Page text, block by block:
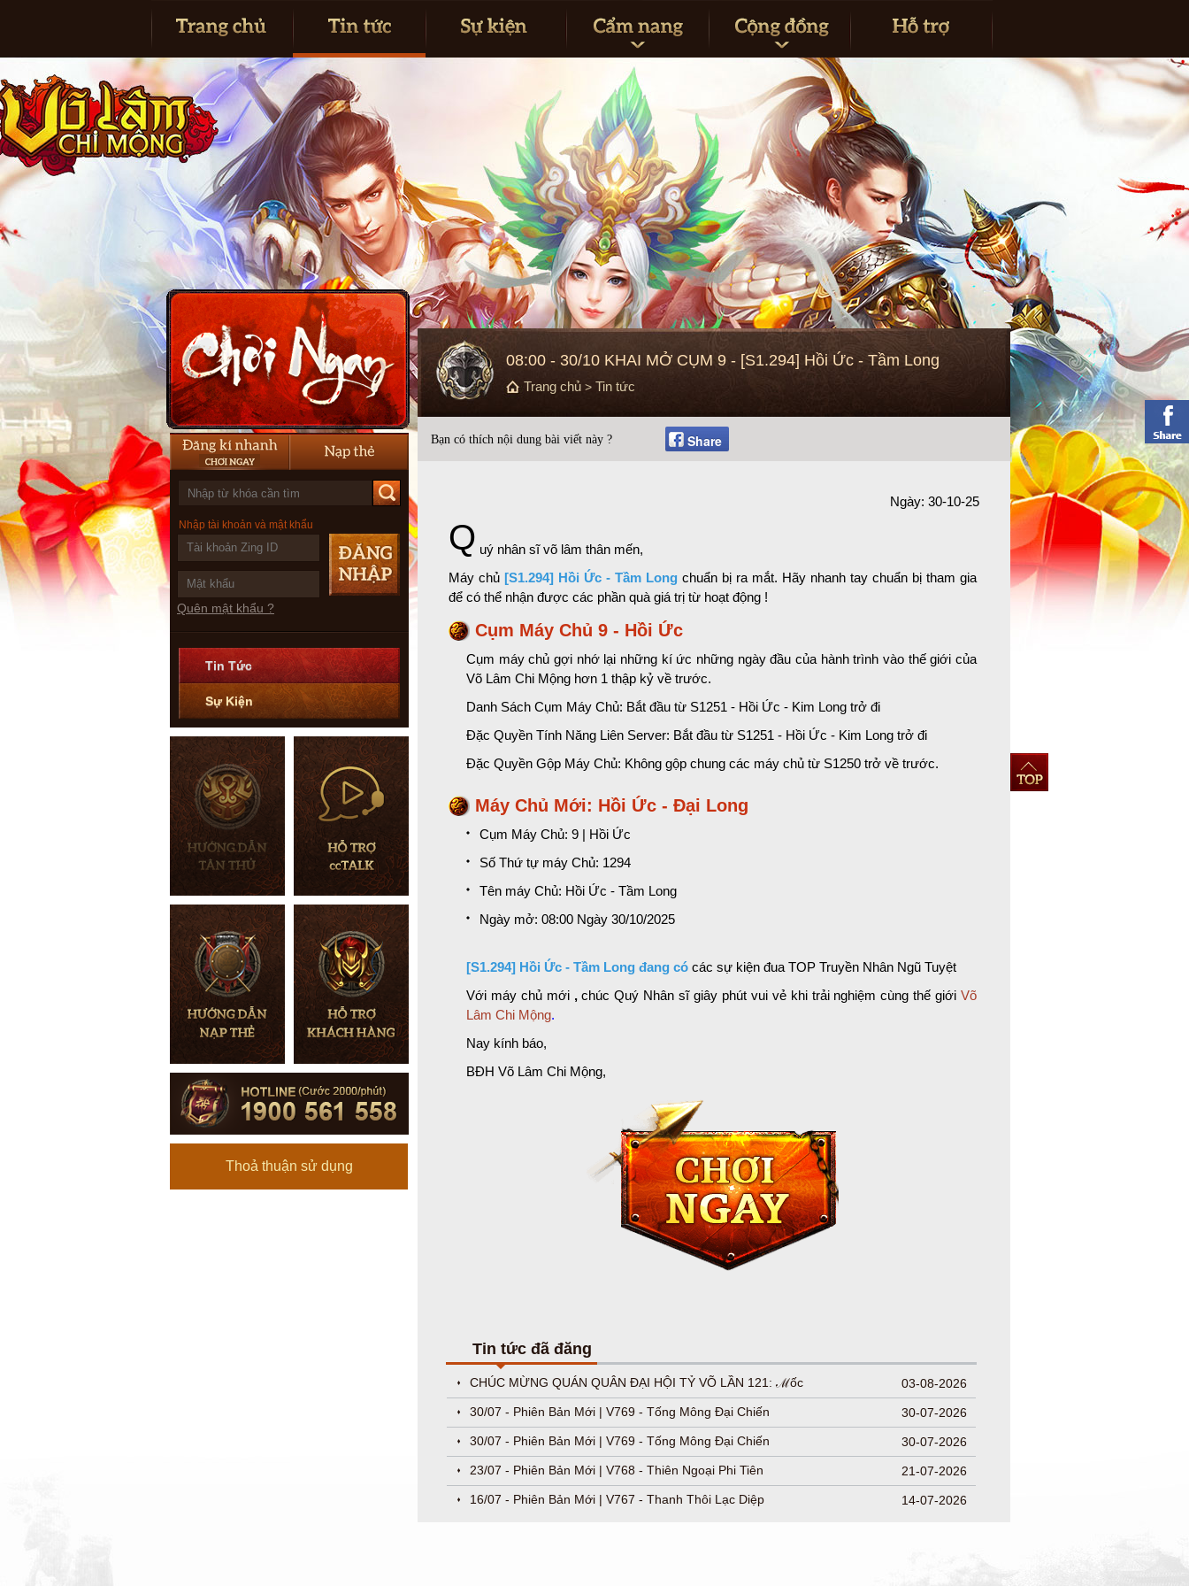
Nhập tài khoản và mật khẩu
Quên mật khẩu ?
Tin Tức
Sự Kiện
Thoả thuận sử dụng
08:00 - 30/10 KHAI MỞ CỤM 9 - [S1.294] Hồi Ức - Tầm Long
Trang chủ > Tin tức
Bạn có thích nội dung bài viết này ? Share
Ngày: 30-10-25
Q uý nhân sĩ võ lâm thân mến,
Máy chủ [S1.294] Hồi Ức - Tầm Long chuẩn bị ra mắt. Hãy nhanh tay chuẩn bị tham gia
để có thể nhận được các phần quà giá trị từ hoạt động !
Cụm Máy Chủ 9 - Hồi Ức
Cụm máy chủ gợi nhớ lại những kí ức những ngày đầu của hành trình vào thế giới của
Võ Lâm Chi Mộng hơn 1 thập kỷ về trước.
Danh Sách Cụm Máy Chủ: Bắt đầu từ S1251 - Hồi Ức - Kim Long trở đi
Đặc Quyền Tính Năng Liên Server: Bắt đầu từ S1251 - Hồi Ức - Kim Long trở đi
Đặc Quyền Gộp Máy Chủ: Không gộp chung các máy chủ từ S1250 trở về trước.
Máy Chủ Mới: Hồi Ức - Đại Long
Cụm Máy Chủ: 9 | Hồi Ức
Số Thứ tự máy Chủ: 1294
Tên máy Chủ: Hồi Ức - Tầm Long
Ngày mở: 08:00 Ngày 30/10/2025
[S1.294] Hồi Ức - Tầm Long đang có các sự kiện đua TOP Truyền Nhân Ngũ Tuyệt
Với máy chủ mới,chúc Quý Nhân sĩ giây phút vui vẻ khi trải nghiệm cùng thế giớiVõ
Lâm Chi Mộng.
Nay kính báo,
BĐH Võ Lâm Chi Mộng,
Tin tức đã đăng
03-08-2026
CHÚC MỪNG QUÁN QUÂN ĐẠI HỘI TỶ VÕ LẦN 121: ℳốc
30-07-2026
30/07 - Phiên Bản Mới | V769 - Tống Mông Đại Chiến
30-07-2026
30/07 - Phiên Bản Mới | V769 - Tống Mông Đại Chiến
21-07-2026
23/07 - Phiên Bản Mới | V768 - Thiên Ngoại Phi Tiên
14-07-2026
16/07 - Phiên Bản Mới | V767 - Thanh Thôi Lạc Diệp